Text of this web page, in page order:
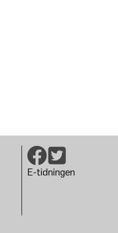
E-tidningen